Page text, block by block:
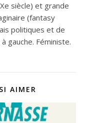
siècle) et grande
(fantasy
politiques et de
gauche. Féministe.
AIMER